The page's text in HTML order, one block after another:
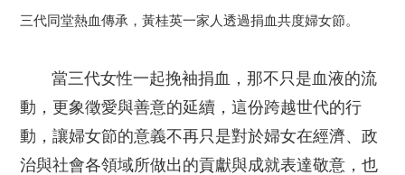
三代同堂熱血傳承，黃桂英一家人透過捐血共度婦女節。
當三代女性一起挽袖捐血，那不只是血液的流
動，更象徵愛與善意的延續，這份跨越世代的行
動，讓婦女節的意義不再只是對於婦女在經濟、政
治與社會各領域所做出的貢獻與成就表達敬意，也